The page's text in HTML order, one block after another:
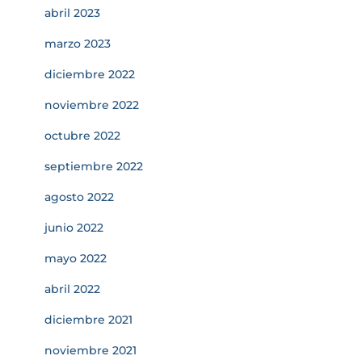
abril 2023
marzo 2023
diciembre 2022
noviembre 2022
octubre 2022
septiembre 2022
agosto 2022
junio 2022
mayo 2022
abril 2022
diciembre 2021
noviembre 2021